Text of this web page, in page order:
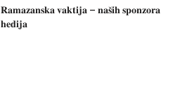
𝐑𝐚𝐦𝐚𝐳𝐚𝐧𝐬𝐤𝐚 𝐯𝐚𝐤𝐭𝐢𝐣𝐚 – 𝐧𝐚𝐬̌𝐢𝐡 𝐬𝐩𝐨𝐧𝐳𝐨𝐫𝐚
𝐡𝐞𝐝𝐢𝐣𝐚